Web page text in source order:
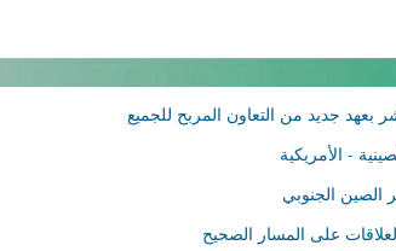
بعهد جديد من التعاون المربح للجميع
- الأمريكية
الجنوبي
على المسار الصحيح